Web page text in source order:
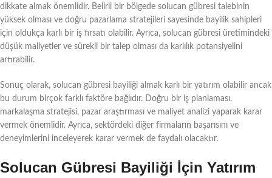
dikkate almak önemlidir. Belirli bir bölgede solucan gübresi talebinin
yüksek olması ve doğru pazarlama stratejileri sayesinde bayilik sahipleri
için oldukça karlı bir iş fırsatı olabilir. Ayrıca, solucan gübresi üretimindeki
düşük maliyetler ve sürekli bir talep olması da karlılık potansiyelini
artırabilir.
Sonuç olarak, solucan gübresi bayiliği almak karlı bir yatırım olabilir ancak
bu durum birçok farklı faktöre bağlıdır. Doğru bir iş planlaması,
markalaşma stratejisi, pazar araştırması ve maliyet analizi yaparak karar
vermek önemlidir. Ayrıca, sektördeki diğer firmaların başarısını ve
deneyimlerini inceleyerek karar vermek de faydalı olacaktır.
Solucan Gübresi Bayiliği İçin Yatırım